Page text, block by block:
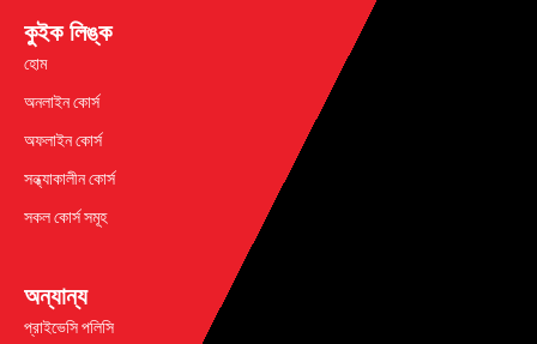
কুইক লিঙ্ক
হোম
অনলাইন কোর্স
অফলাইন কোর্স
সন্ধ্যাকালীন কোর্স
সকল কোর্স সমূহ
অন্যান্য
প্রাইভেসি পলিসি